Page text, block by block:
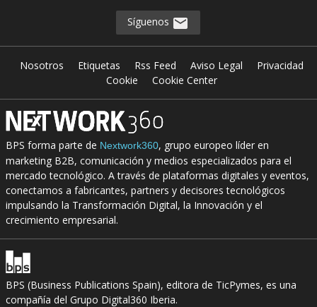
Síguenos
Nosotros Etiquetas Rss Feed Aviso Legal
Privacidad
Cookie
Cookie Center
BPS forma parte de Nextwork360, grupo europeo líder en
marketing B2B, comunicación y medios especializados para el
mercado tecnológico. A través de plataformas digitales y eventos,
conectamos a fabricantes, partners y decisores tecnológicos
impulsando la Transformación Digital, la Innovación y el
crecimiento empresarial.
BPS (Business Publications Spain), editora de TicPymes, es una
compañía del Grupo Digital360 Iberia.